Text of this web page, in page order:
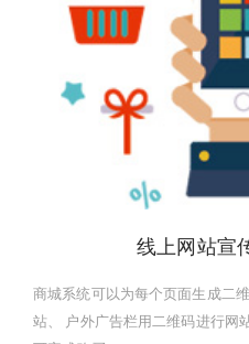
线上网站宣
商城系统可以为每个页面生成二
站、 户外广告栏用二维码进行网